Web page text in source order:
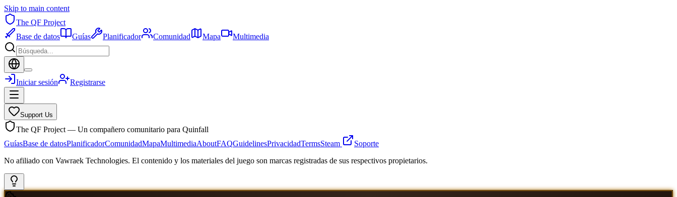
Skip to main content
The QF Project
Base de datos
Guías Planificador Comunidad Mapa Multimedia
Iniciar sesión Registrarse
Support Us
The QF Project — Un compañero comunitario para Quinfall
GuíasBase de datosPlanificadorComunidadMapaMultimediaAboutFAQGuidelinesPrivacidadTermsSteam
Soporte
No afiliado con Vawraek Technologies. El contenido y los materiales del juego son marcas registradas de sus respectivos propietarios.